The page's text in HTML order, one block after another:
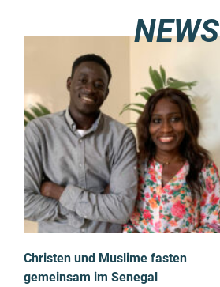
NEWS
Christen und Muslime fasten
gemeinsam im Senegal